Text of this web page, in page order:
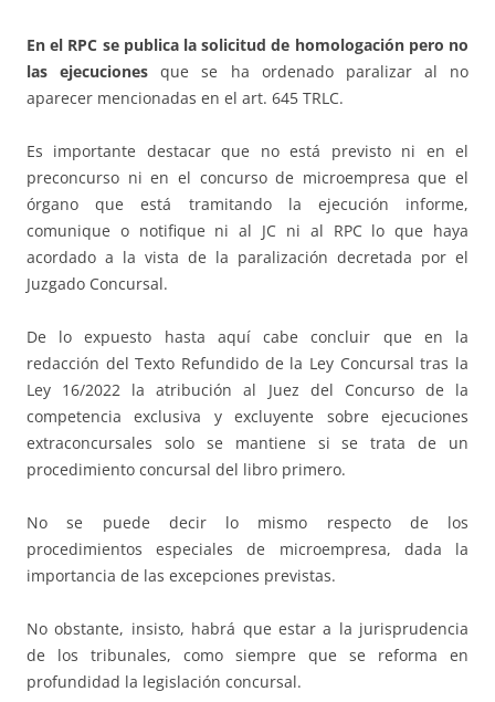
En el RPC se publica la solicitud de homologación pero no
las ejecuciones que se ha ordenado paralizar al no
aparecer mencionadas en el art. 645 TRLC.
Es importante destacar que no está previsto ni en el
preconcurso ni en el concurso de microempresa que el
órgano que está tramitando la ejecución informe,
comunique o notifique ni al JC ni al RPC lo que haya
acordado a la vista de la paralización decretada por el
Juzgado Concursal.
De lo expuesto hasta aquí cabe concluir que en la
redacción del Texto Refundido de la Ley Concursal tras la
Ley 16/2022 la atribución al Juez del Concurso de la
competencia exclusiva y excluyente sobre ejecuciones
extraconcursales solo se mantiene si se trata de un
procedimiento concursal del libro primero.
No se puede decir lo mismo respecto de los
procedimientos especiales de microempresa, dada la
importancia de las excepciones previstas.
No obstante, insisto, habrá que estar a la jurisprudencia
de los tribunales, como siempre que se reforma en
profundidad la legislación concursal.